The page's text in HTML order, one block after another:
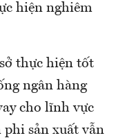
hiện nghiêm
thực hiện tốt
ngân hàng
cho lĩnh vực
phi sản xuất vẫn